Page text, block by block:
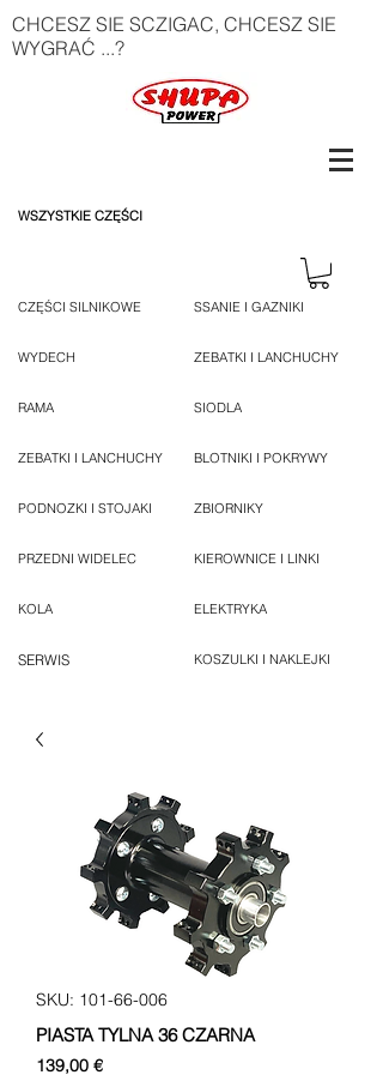
CHCESZ SIE SCZIGAC, CHCESZ SIE
WYGRAĆ ...?
WSZYSTKIE CZĘŚCI
CZĘŚCI SILNIKOWE
WYDECH
RAMA
ZEBATKI I LANCHUCHY
PODNOZKI I STOJAKI
PRZEDNI WIDELEC
KOLA
SERWIS
SSANIE I GAZNIKI
ZEBATKI I LANCHUCHY
SIODLA
BLOTNIKI I POKRYWY
ZBIORNIKY
KIEROWNICE I LINKI
ELEKTRYKA
KOSZULKI I NAKLEJKI
SKU: 101-66-006
PIASTA TYLNA 36 CZARNA
139,00 €Cena